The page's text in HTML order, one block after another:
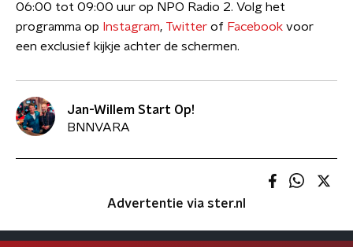
06:00 tot 09:00 uur op NPO Radio 2. Volg het
programma op Instagram, Twitter of Facebook voor
een exclusief kijkje achter de schermen.
Jan-Willem Start Op!
BNNVARA
Advertentie via ster.nl